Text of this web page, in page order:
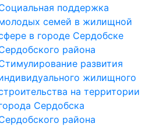
поддержка
семей в жилищной
в городе Сердобске
района
развития
жилищного
на территории
Сердобска
района